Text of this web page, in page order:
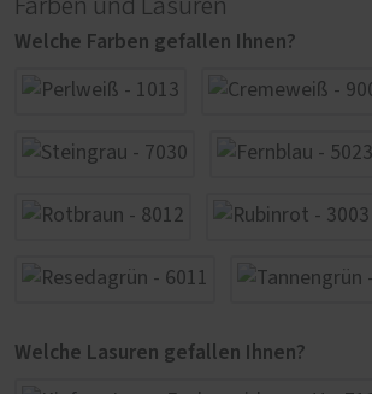
Farben und Lasuren
Welche Farben gefallen Ihnen?
Welche Lasuren gefallen Ihnen?